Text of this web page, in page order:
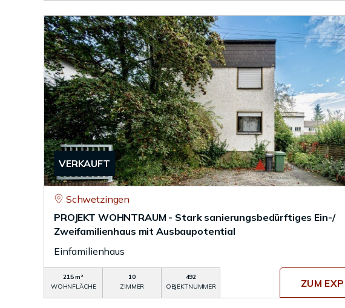
VERKAUFT
Schwetzingen
PROJEKT WOHNTRAUM - Stark sanierungsbedürftiges Ein-/
Zweifamilienhaus mit Ausbaupotential
Einfamilienhaus
215 m²
WOHNFLÄCHE
10
ZIMMER
492
OBJEKTNUMMER
ZUM